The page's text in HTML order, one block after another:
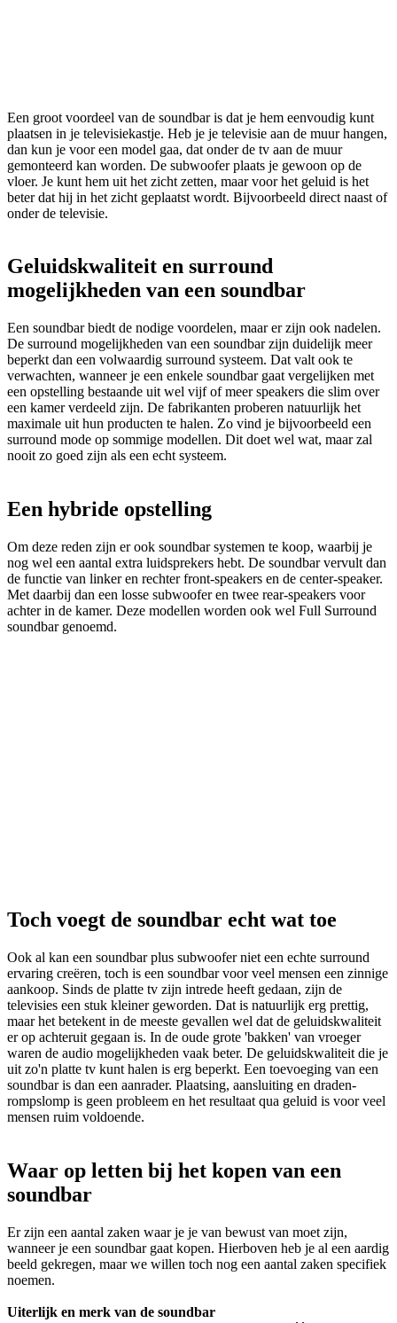
Een groot voordeel van de soundbar is dat je hem eenvoudig kunt
plaatsen in je televisiekastje. Heb je je televisie aan de muur hangen,
dan kun je voor een model gaa, dat onder de tv aan de muur
gemonteerd kan worden. De subwoofer plaats je gewoon op de
vloer. Je kunt hem uit het zicht zetten, maar voor het geluid is het
beter dat hij in het zicht geplaatst wordt. Bijvoorbeeld direct naast of
onder de televisie.
Geluidskwaliteit en surround
mogelijkheden van een soundbar
Een soundbar biedt de nodige voordelen, maar er zijn ook nadelen.
De surround mogelijkheden van een soundbar zijn duidelijk meer
beperkt dan een volwaardig surround systeem. Dat valt ook te
verwachten, wanneer je een enkele soundbar gaat vergelijken met
een opstelling bestaande uit wel vijf of meer speakers die slim over
een kamer verdeeld zijn. De fabrikanten proberen natuurlijk het
maximale uit hun producten te halen. Zo vind je bijvoorbeeld een
surround mode op sommige modellen. Dit doet wel wat, maar zal
nooit zo goed zijn als een echt systeem.
Een hybride opstelling
Om deze reden zijn er ook soundbar systemen te koop, waarbij je
nog wel een aantal extra luidsprekers hebt. De soundbar vervult dan
de functie van linker en rechter front-speakers en de center-speaker.
Met daarbij dan een losse subwoofer en twee rear-speakers voor
achter in de kamer. Deze modellen worden ook wel Full Surround
soundbar genoemd.
Toch voegt de soundbar echt wat toe
Ook al kan een soundbar plus subwoofer niet een echte surround
ervaring creëren, toch is een soundbar voor veel mensen een zinnige
aankoop. Sinds de platte tv zijn intrede heeft gedaan, zijn de
televisies een stuk kleiner geworden. Dat is natuurlijk erg prettig,
maar het betekent in de meeste gevallen wel dat de geluidskwaliteit
er op achteruit gegaan is. In de oude grote 'bakken' van vroeger
waren de audio mogelijkheden vaak beter. De geluidskwaliteit die je
uit zo'n platte tv kunt halen is erg beperkt. Een toevoeging van een
soundbar is dan een aanrader. Plaatsing, aansluiting en draden-
rompslomp is geen probleem en het resultaat qua geluid is voor veel
mensen ruim voldoende.
Waar op letten bij het kopen van een
soundbar
Er zijn een aantal zaken waar je je van bewust van moet zijn,
wanneer je een soundbar gaat kopen. Hierboven heb je al een aardig
beeld gekregen, maar we willen toch nog een aantal zaken specifiek
noemen.
Uiterlijk en merk van de soundbar